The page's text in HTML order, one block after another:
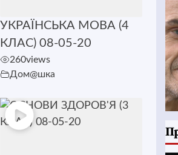
УКРАЇНСЬКА МОВА (4
КЛАС) 08-05-20
260views
Дом@шка